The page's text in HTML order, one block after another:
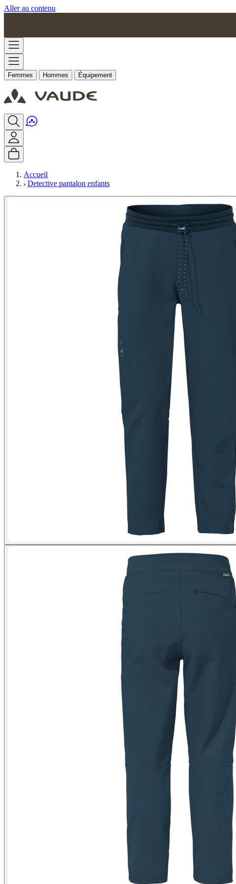
Aller au contenu
Femmes Hommes Équipement
Accueil
Detective pantalon enfants